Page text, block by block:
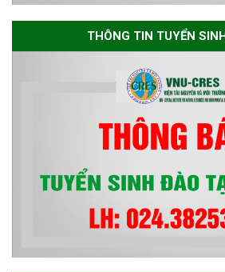
Thông
đủ điều
trình đào
ngành
bền vững
THÔNG TIN TUYỂN